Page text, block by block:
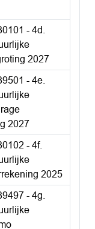
- 4d.
2027
- 4e.
2027
- 4f.
2025
- 4g.